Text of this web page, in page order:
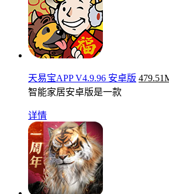
天易宝APP V4.9.96 安卓版
智能家居安卓版是一款
详情